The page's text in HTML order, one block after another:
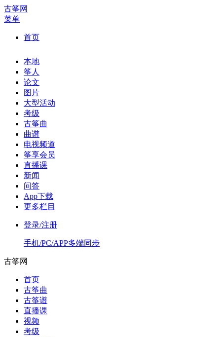
古筝网
菜单
首页
本地
筝人
论文
图片
大型活动
考级
古筝曲
曲谱
电视频道
筝享会员
直播课
新闻
问答
App下载
更多栏目
登录/注册
手机/PC/APP多端同步
古筝网
首页
古筝曲
古筝谱
直播课
视频
考级